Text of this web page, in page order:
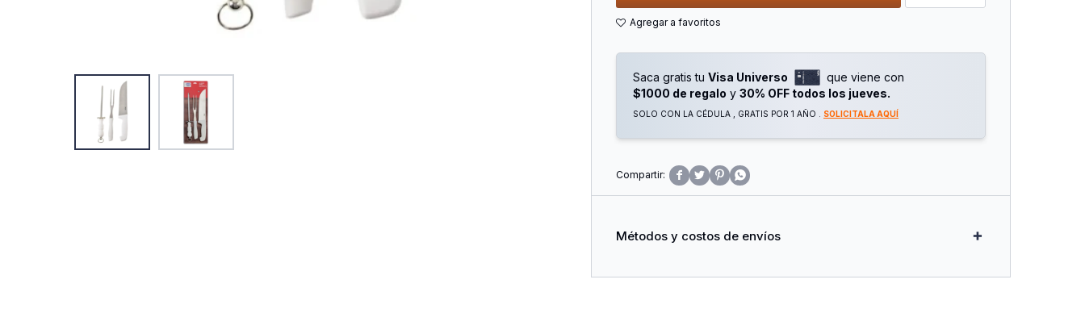
Saca gratis tu Visa Universo
que viene con
$1000 de regalo y 30% OFF todos los jueves.
SOLO CON LA CÉDULA , GRATIS POR 1 AÑO . SOLICITALA AQUÍ
   
Métodos y costos de envíos